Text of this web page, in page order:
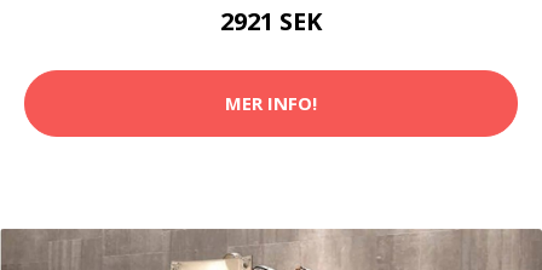
2921 SEK
MER INFO!